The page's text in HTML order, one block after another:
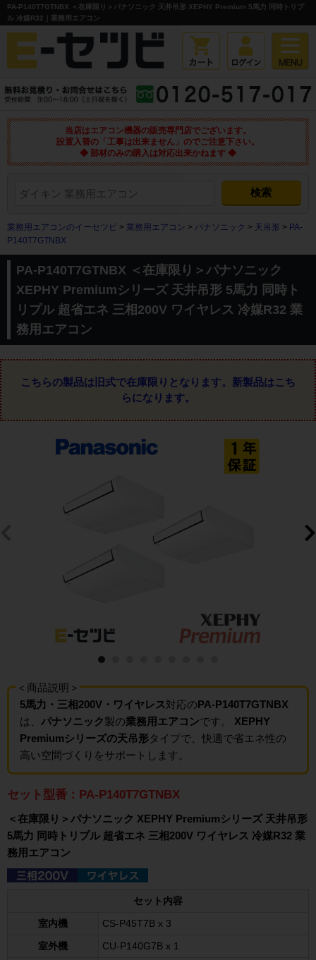
PA-P140T7GTNBX ＜在庫限り＞パナソニック 天井吊形 XEPHY Premium 5馬力 同時トリプ
ル 冷媒R32｜業務用エアコン
当店はエアコン機器の販売専門店でございます。
設置入替の「工事は出来ません」のでご注意下さい。
◆ 部材のみの購入は対応出来かねます ◆
業務用エアコンのイーセツビ > 業務用エアコン > パナソニック > 天吊形 > PA-
P140T7GTNBX
PA-P140T7GTNBX ＜在庫限り＞パナソニック
XEPHY Premiumシリーズ 天井吊形 5馬力 同時ト
リプル 超省エネ 三相200V ワイヤレス 冷媒R32 業
務用エアコン
こちらの製品は旧式で在庫限りとなります。 新製品はこち
らになります。
＜商品説明＞
5馬力・三相200V・ワイヤレス対応のPA-P140T7GTNBX
は、 パナソニック製の業務用エアコンです。 XEPHY
Premiumシリーズの天吊形タイプで、快適で省エネ性の
高い空間づくりをサポートします。
セット型番：PA-P140T7GTNBX
＜在庫限り＞パナソニック XEPHY Premiumシリーズ 天井吊形
5馬力 同時トリプル 超省エネ 三相200V ワイヤレス 冷媒R32 業
務用エアコン
セット内容
室内機 CS-P45T7B x 3
室外機 CU-P140G7B x 1